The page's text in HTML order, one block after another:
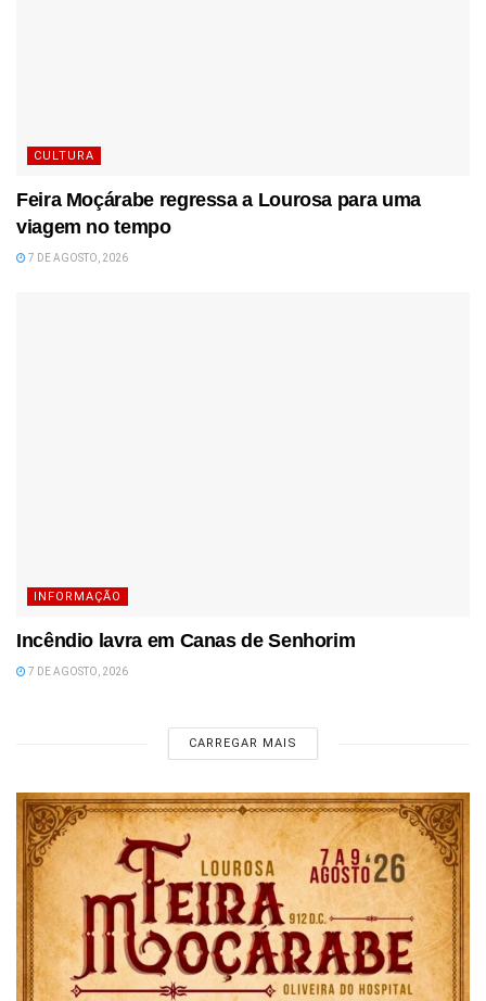
CULTURA
Feira Moçárabe regressa a Lourosa para uma
viagem no tempo
7 DE AGOSTO, 2026
INFORMAÇÃO
Incêndio lavra em Canas de Senhorim
7 DE AGOSTO, 2026
CARREGAR MAIS